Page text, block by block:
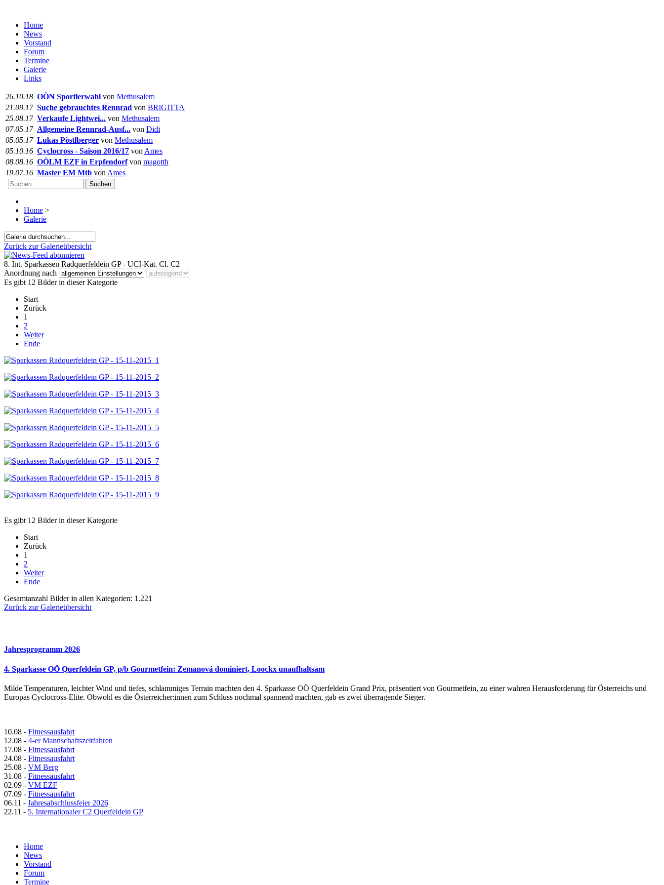
Home
News
Vorstand
Forum
Termine
Galerie
Links
26.10.18 OÖN Sportlerwahl von Methusalem
21.09.17 Suche gebrauchtes Rennrad von BRIGITTA
25.08.17 Verkaufe Lightwei... von Methusalem
07.05.17 Allgemeine Rennrad-Ausf... von Didi
05.05.17 Lukas Pöstlberger von Methusalem
05.10.16 Cyclocross - Saison 2016/17 von Ames
08.08.16 OÖLM EZF in Erpfendorfvon magotth
19.07.16 Master EM Mtb von Ames
Suchen
Home >
Galerie
Zurück zur Galerieübersicht
8. Int. Sparkassen Radquerfeldein GP - UCI-Kat. Cl. C2
Anordnung nach
Es gibt 12 Bilder in dieser Kategorie
Start
Zurück
1
2
Weiter
Ende
Es gibt 12 Bilder in dieser Kategorie
Start
Zurück
1
2
Weiter
Ende
Gesamtanzahl Bilder in allen Kategorien: 1.221
Zurück zur Galerieübersicht
Jahresprogramm 2026
4. Sparkasse OÖ Querfeldein GP, p/b Gourmetfein: Zemanová dominiert, Loockx unaufhaltsam
Milde Temperaturen, leichter Wind und tiefes, schlammiges Terrain machten den 4. Sparkasse OÖ Querfeldein Grand Prix, präsentiert von Gourmetfein, zu einer wahren Herausforderung für Österreichs und
Europas Cyclocross-Elite. Obwohl es die Österreicher:innen zum Schluss nochmal spannend machten, gab es zwei überragende Sieger.
10.08 - Fitnessausfahrt
12.08 - 4-er Mannschaftszeitfahren
17.08 - Fitnessausfahrt
24.08 - Fitnessausfahrt
25.08 - VM Berg
31.08 - Fitnessausfahrt
02.09 - VM EZF
07.09 - Fitnessausfahrt
06.11 - Jahresabschlussfeier 2026
22.11 - 5. Internationaler C2 Querfeldein GP
Home
News
Vorstand
Forum
Termine